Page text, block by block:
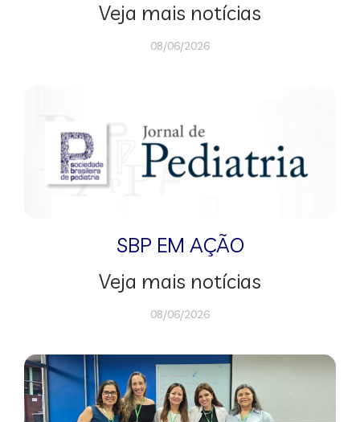
Veja mais notícias
08/06/2026
SBP EM AÇÃO
Veja mais notícias
08/06/2026